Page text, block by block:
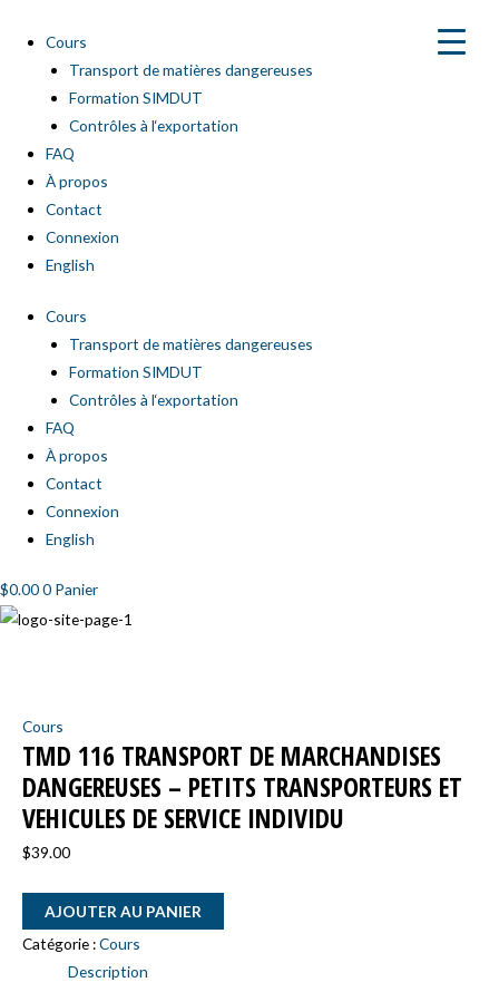
contenu
Cours
Transport de matières dangereuses
Formation SIMDUT
Contrôles à l‘exportation
FAQ
À propos
Contact
Connexion
English
Cours
Transport de matières dangereuses
Formation SIMDUT
Contrôles à l‘exportation
FAQ
À propos
Contact
Connexion
English
$0.000 Panier
Cours
TMD 116 TRANSPORT DE MARCHANDISES
DANGEREUSES – PETITS TRANSPORTEURS ET
VEHICULES DE SERVICE INDIVIDU
$39.00
116
Transport
de
marchandises
Petits
et
vehicules
AJOUTER AU PANIER
Catégorie :Cours
Description